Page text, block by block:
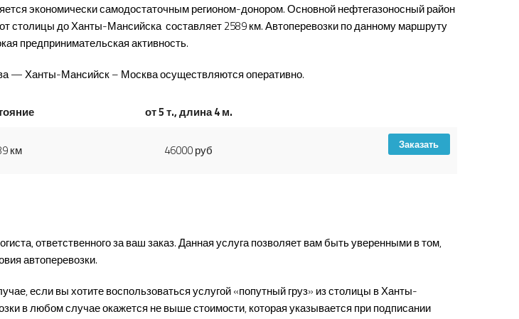
экономически самодостаточным регионом-донором. Основной нефтегазоносный район
столицы до Ханты-Мансийска составляет2589км. Автоперевозки по данному маршруту
предпринимательская активность.
— Ханты-Мансийск – Москва осуществляются оперативно.
от 5 т., длина 4 м.
км 46000 руб Заказать
ответственного за ваш заказ. Данная услуга позволяет вам быть уверенными в том,
автоперевозки.
если вы хотите воспользоваться услугой «попутный груз» из столицы в Ханты-
в любом случае окажется не выше стоимости, которая указывается при подписании